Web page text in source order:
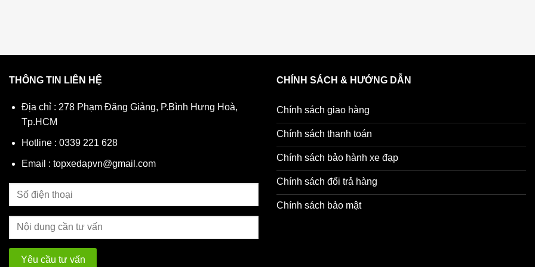
Sơn bóng 3 lớp tĩnh điện, chống bong chóc tốt, tem dán decal cao cấp
Hộp che sên làm bằng chất liệu nhựa PVC dẻo, độ bền cao, an toàn
THÔNG TIN LIÊN HỆ
Địa chỉ : 278 Phạm Đăng Giảng, P.Bình Hưng Hoà,
Tp.HCM
Hotline : 0339 221 628
Email : topxedapvn@gmail.com
CHÍNH SÁCH & HƯỚNG DẪN
Chính sách giao hàng
Chính sách thanh toán
Chính sách bảo hành xe đạp
Chính sách đổi trả hàng
Chính sách bảo mật